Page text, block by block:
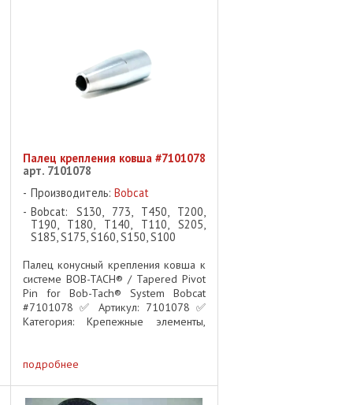
Палец крепления ковша #7101078
арт. 7101078
Производитель: Bobcat
Bobcat: S130, 773, T450, T200,
T190, T180, T140, T110, S205,
S185, S175, S160, S150, S100
Палец конусный крепления ковша к
системе BOB-TACH® / Tapered Pivot
Pin for Bob-Tach® System Bobcat
#7101078 ✅ Артикул: 7101078 ✅
Категория: Крепежные элементы,
гусеничные погрузчики ...
подробнее